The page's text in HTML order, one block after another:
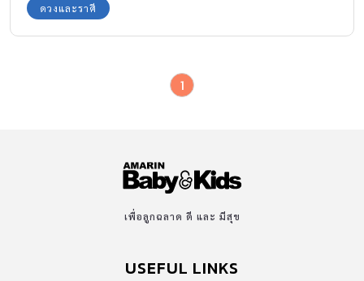
ดวงและราศี
1
เพื่อลูกฉลาด ดี และ มีสุข
USEFUL LINKS